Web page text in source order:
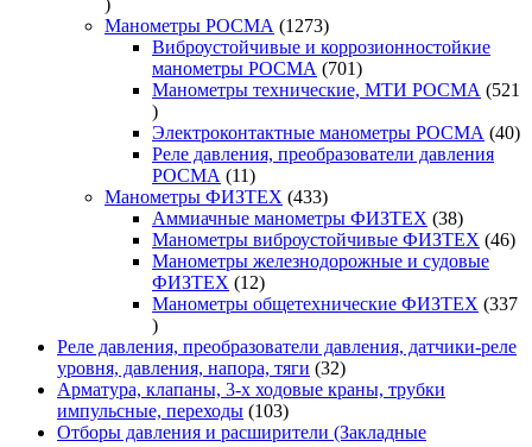
товаров
Манометры РОСМА 12731273
товара
Виброустойчивые и коррозионностойкие
манометры РОСМА
701701
товар
Манометры технические, МТИ РОСМА
521
521
товар
Электроконтактные манометры РОСМА 4040
Реле давления, преобразователи давления
РОСМА
1111
товаров
Манометры ФИЗТЕХ 433433
товара
Аммиачные манометры ФИЗТЕХ 3838
товаров
Манометры виброустойчивые ФИЗТЕХ 4646
Манометры железнодорожные и судовые
ФИЗТЕХ
1212
товаров
Манометры общетехнические ФИЗТЕХ 337
337
товаров
Реле давления, преобразователи давления, датчики-реле
уровня, давления, напора, тяги 3232
товара
Арматура, клапаны, 3-х ходовые краны, трубки
импульсные, переходы 103103
товара
Отборы давления и расширители (Закладные